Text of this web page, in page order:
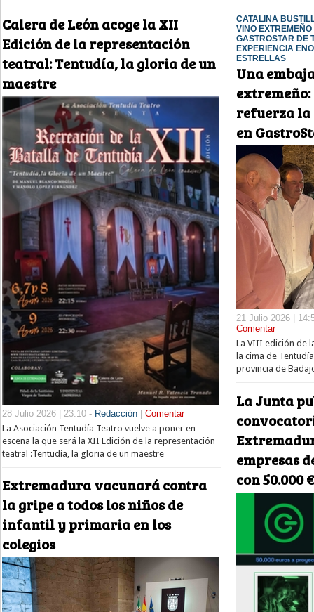
Calera de León acoge la XII
Edición de la representación
teatral: Tentudía, la gloria de un
maestre
28 Julio 2026 | 23:10 - Redacción
Comentar
La Asociación Tentudía Teatro vuelve a poner en
escena la que será la XII Edición de la representación
teatral :Tentudía, la gloria de un maestre
Extremadura vacunará contra
la gripe a todos los niños de
infantil y primaria en los
colegios
CATALINA
VINO
GASTROSTAR DE
EXPERIENCIA
ESTRELLAS
Una
refuerza
en
21 Julio 2026 |
Comentar
La VIII edición de
la cima de
provincia de
La Junta
empresas
con 50.000 €